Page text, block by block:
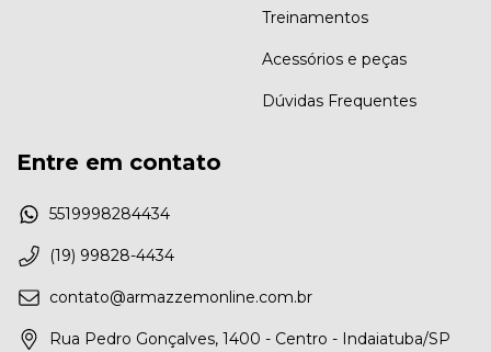
Treinamentos
Acessórios e peças
Dúvidas Frequentes
Entre em contato
5519998284434
(19) 99828-4434
contato@armazzemonline.com.br
Rua Pedro Gonçalves, 1400 - Centro - Indaiatuba/SP